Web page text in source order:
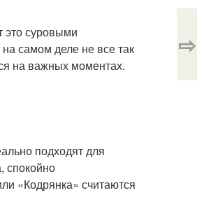
это суровыми
самом деле не все так
на важных моментах.
подходят для
спокойно
«Кодрянка» считаются
⇨